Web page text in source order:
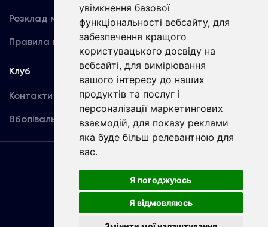
увімкнення базової
функціональності вебсайту, для
забезпечення кращого
користувацького досвіду на
вебсайті, для вимірювання
вашого інтересу до наших
продуктів та послуг і
персоналізації маркетингових
взаємодій, для показу реклами
яка буде більш релевантною для
вас.
Я погоджуюсь
Я відмовляюсь
Розклад матчів
Правила поведінки
Перша команда
U19
Клуб
Контакти
Вболівальникам
Угода
користувача
Copyright © ФК «Динамо» Київ